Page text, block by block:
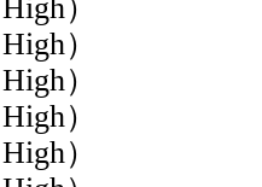
）
）
）
）
）